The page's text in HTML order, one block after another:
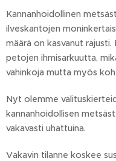
Kannanhoidollinen
ilveskantojen
määrä on kasvanut
petojen ihmisarkuutta,
vahinkoja mutta myös
Nyt olemme
kannanhoidollisen
vakavasti uhattuina.
Vakavin tilanne koskee